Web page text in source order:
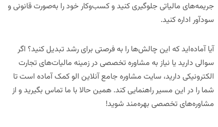
جریمه‌های مالیاتی جلوگیری کنید و کسب‌وکار خود را به‌صورت قانونی و
سودآور اداره کنید.
آیا آماده‌اید که این چالش‌ها را به فرصتی برای رشد تبدیل کنید؟ اگر
سوالی دارید یا نیاز به مشاوره تخصصی در زمینه مالیات‌های تجارت
الکترونیکی دارید، سایت مشاوره جامع آنلاین الو کمکآماده است تا
شما را در این مسیر راهنمایی کند. همین حالا با ما تماس بگیرید و از
مشاوره‌های تخصصی بهره‌مند شوید!